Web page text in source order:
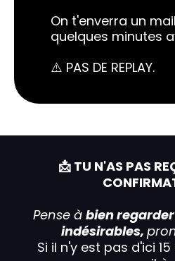
On t'enverra un mail
quelques minutes
⚠️ PAS DE REPLAY.
📩 TU N'AS PAS
Pense à bien
indésirables,
Si il n'y est pas d'ici